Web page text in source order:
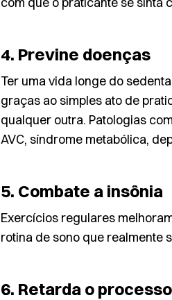
4. Previne doenças
Ter uma vida longe do
graças ao simples ato de
qualquer outra. Patologias
AVC, síndrome metabólica,
5. Combate a insônia
Exercícios regulares
rotina desono que realmente
6. Retarda o